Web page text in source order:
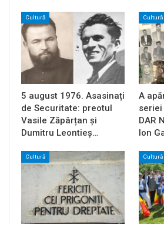
Cultură
5 august 1976. Asasinați
de Securitate: preotul
Vasile Zăpârțan și
Dumitru Leontieș…
Cultură
A
seriei
DAR
Ion
Cultură Cultură